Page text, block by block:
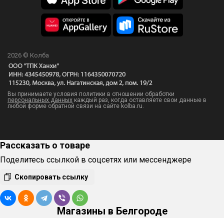
2026 © Колба
Вы принимаете условия политики в отношении обработки
персональных данных каждый раз, когда оставляете свои данные в
любой форме обратной связи на сайте kolba.ru.
Рассказать о товаре
Поделитесь ссылкой в соцсетях или мессенджере
Скопировать ссылку
Магазины в Белгороде